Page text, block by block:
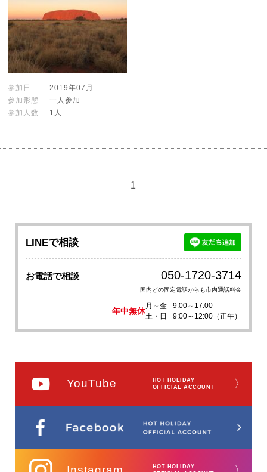
参加日
2019年07月
参加形態
一人参加
参加人数
1人
1
LINEで相談
お電話で相談 050-1720-3714
国内どの固定電話からも市内通話料金
年中無休
月～金
9:00～17:00
土・日
9:00～12:00（正午）
YouTube
HOT HOLIDAY
OFFICIAL ACCOUNT
〉
HOT HOLIDAY